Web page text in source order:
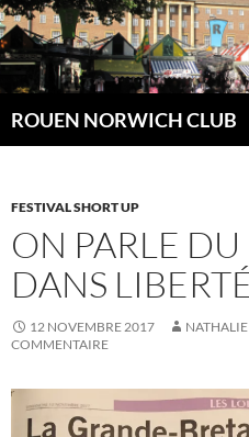
Aller
au
contenu
ROUEN NORWICH CLUB
FESTIVAL SHORT UP
ON PARLE DU
DANS
12 NOVEMBRE 2017
COMMENTAIRE